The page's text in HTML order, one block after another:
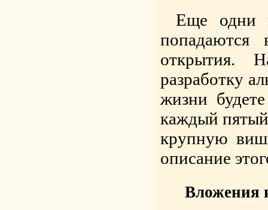
Еще одни
открытия.
разработку
жизни
каждый
крупную
описание
Вложения